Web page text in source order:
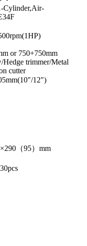
Cylinder,Air-
or 750+750mm
Hedge trimmer/Metal
cutter
12")
（95）mm